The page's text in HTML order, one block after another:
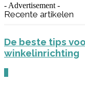
- Advertisement -
Recente artikelen
De beste tips
winkelinrichting